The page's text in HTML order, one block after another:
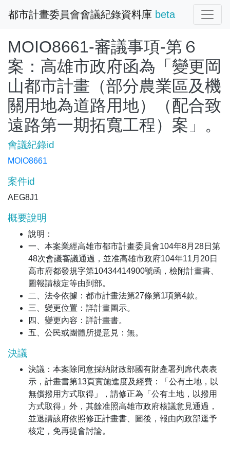
都市計畫委員會會議紀錄資料庫 beta
MOIO8661-審議事項-第６
案：高雄市政府函為「變更岡
山都市計畫（部分農業區及機
關用地為道路用地）（配合致
遠路第一期拓寬工程）案」。
會議紀錄id
MOIO8661
案件id
AEG8J1
概要說明
說明：
一、本案業經高雄市都市計畫委員會104年8月28日第
48次會議審議通過，並准高雄市政府104年11月20日
高市府都發規字第10434414900號函，檢附計畫書、
圖報請核定等由到部。
二、法令依據：都市計畫法第27條第1項第4款。
三、變更位置：詳計畫圖示。
四、變更內容：詳計畫書。
五、公民或團體所提意見：無。
決議
決議：本案除同意採納財政部國有財產署列席代表表
示，計畫書第13頁實施進度及經費：「公有土地，以
無償撥用方式取得」，請修正為「公有土地，以撥用
方式取得」外，其餘准照高雄市政府核議意見通過，
並退請該府依照修正計畫書、圖後，報由內政部逕予
核定，免再提會討論。